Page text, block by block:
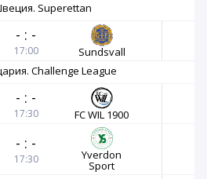
Superettan
- : -
17:00
Sundsvall
Challenge League
- : -
17:30 FC WIL 1900
- : -
17:30 Yverdon
Sport